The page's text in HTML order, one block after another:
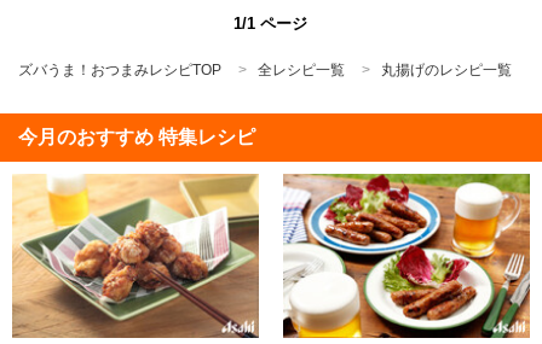
1/1 ページ
ズバうま！おつまみレシピTOP 全レシピ一覧 丸揚げのレシピ一覧
今月のおすすめ 特集レシピ